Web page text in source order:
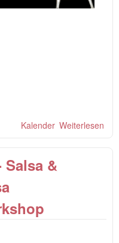
Weiterlesen
Kalender
Salsa &